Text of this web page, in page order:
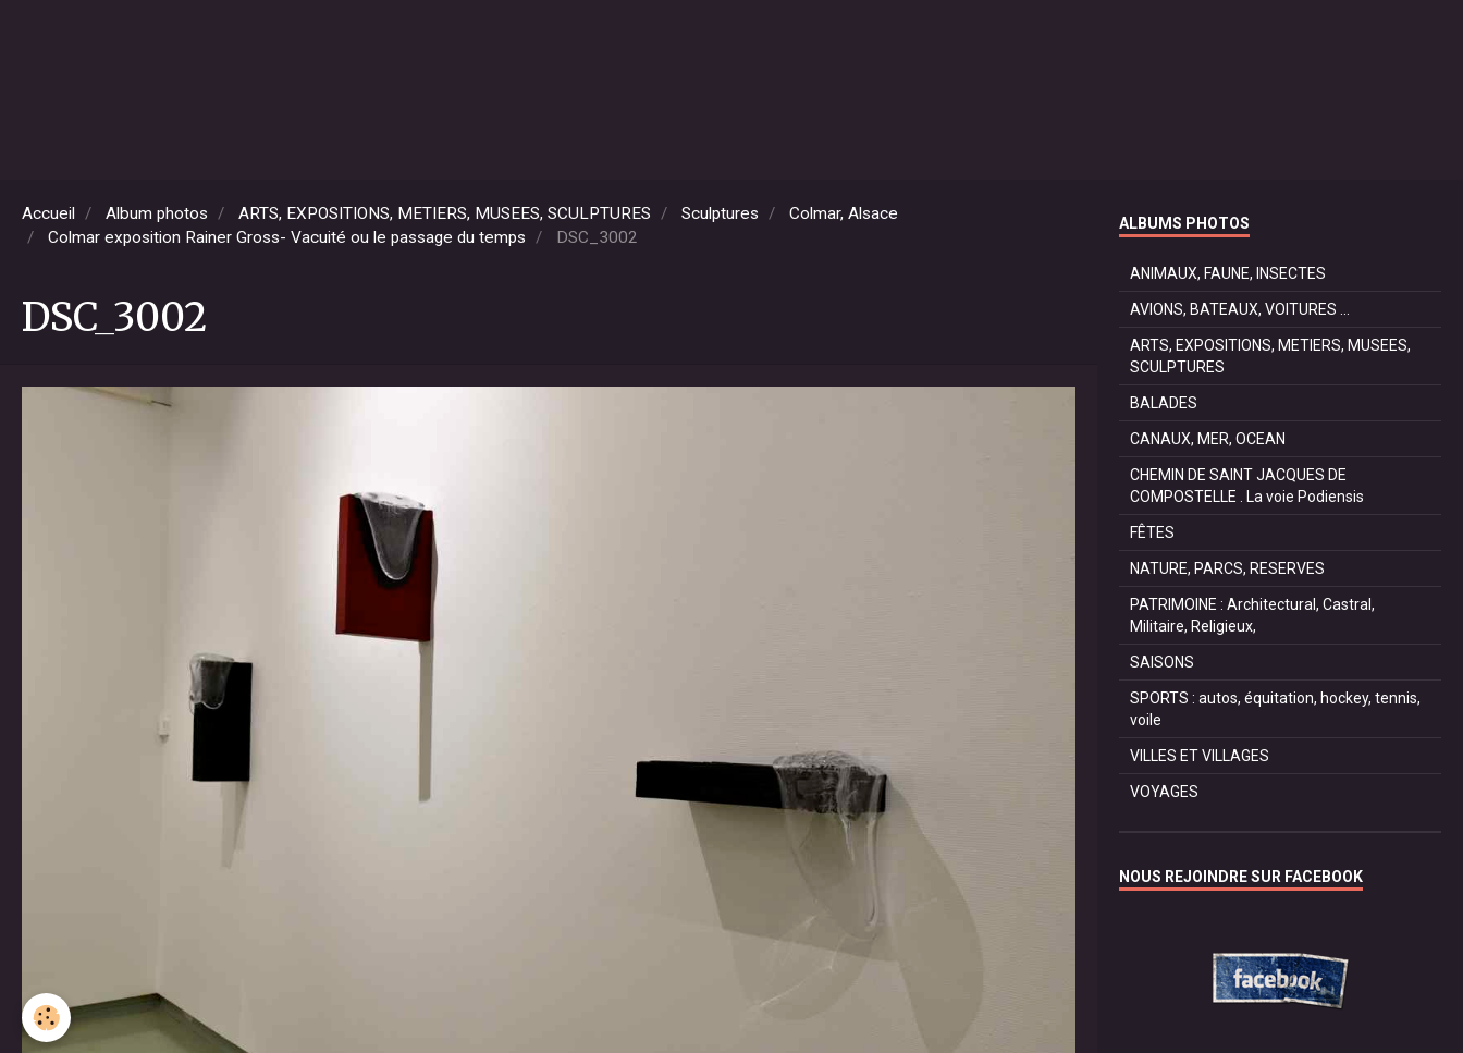
Accueil Album photos ARTS, EXPOSITIONS, METIERS, MUSEES, SCULPTURES Sculptures
Colmar, Alsace
Colmar exposition Rainer Gross- Vacuité ou le passage du temps
DSC_3002
DSC_3002
ALBUMS PHOTOS
ANIMAUX, FAUNE, INSECTES
AVIONS, BATEAUX, VOITURES ...
ARTS, EXPOSITIONS, METIERS, MUSEES,
SCULPTURES
BALADES
CANAUX, MER, OCEAN
CHEMIN DE SAINT JACQUES DE
COMPOSTELLE . La voie Podiensis
FÊTES
NATURE, PARCS, RESERVES
PATRIMOINE : Architectural, Castral,
Militaire, Religieux,
SAISONS
SPORTS : autos, équitation, hockey, tennis,
voile
VILLES ET VILLAGES
VOYAGES
NOUS REJOINDRE SUR FACEBOOK